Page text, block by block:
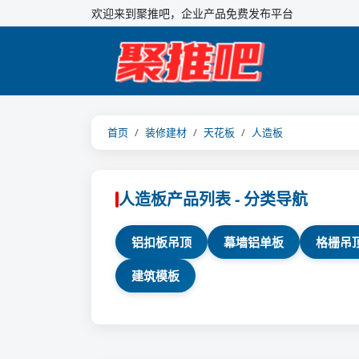
欢迎来到聚推吧，企业产品免费发布平台
首页 装修建材 天花板 人造板
人造板产品列表 - 分类导航
铝扣板吊顶 幕墙铝单板 格栅吊
建筑模板